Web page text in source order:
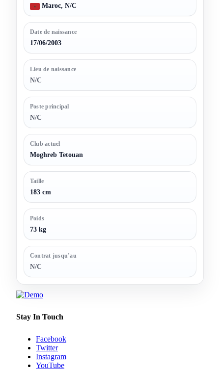
Maroc, N/C
Date de naissance
17/06/2003
Lieu de naissance
N/C
Poste principal
N/C
Club actuel
Moghreb Tetouan
Taille
183 cm
Poids
73 kg
Contrat jusqu’au
N/C
Stay In Touch
Facebook
Twitter
Instagram
YouTube